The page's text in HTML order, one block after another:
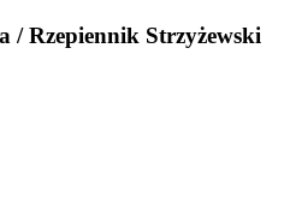
/ Rzepiennik Strzyżewski